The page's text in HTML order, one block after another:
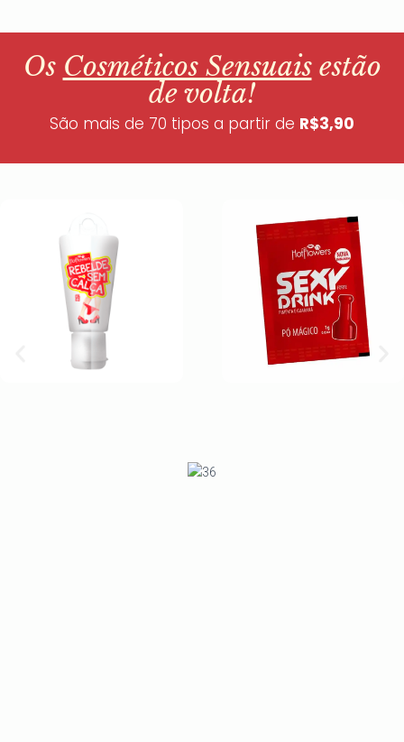
Os Cosméticos Sensuaisestão
de volta!
São mais de 70 tipos a partir de R$3,90